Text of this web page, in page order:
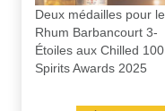
Deux médailles pour le
Rhum Barbancourt 3-
Étoiles aux Chilled 100
Spirits Awards 2025